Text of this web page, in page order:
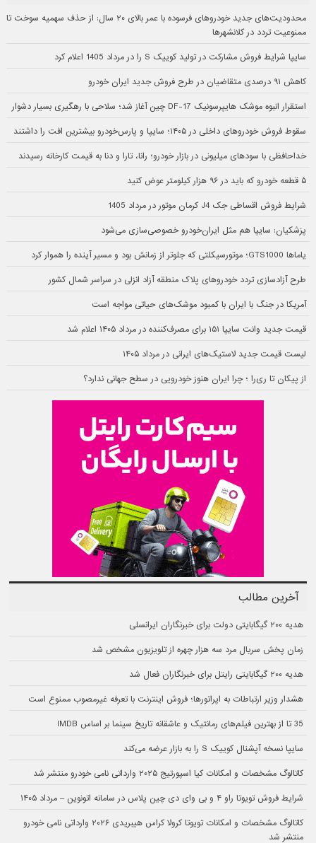
محدودیت‌های جدید خودروهای فرسوده با عمر بالای ۲۰ سال: از حذف سهمیه سوخت تا
ممنوعیت تردد در کلانشهرها
سایپا شرایط فروش مشارکت در تولید کوییک S را در مرداد 1405 اعلام کرد
کاهش ۹۱ درصدی متقاضیان در طرح فروش جدید ایران خودرو
استقرار انبوه موشک هایپرسونیک DF-17 چین آغاز شد؛ سلاحی با رهگیری بسیار دشوار
سقوط فروش خودروهای داخلی در ۱۴۰۵؛ سایپا و پارس‌خودرو بیشترین افت را داشتند
خداحافظی با سودهای میلیونی در بازار خودرو؛ رانا، تارا و دنا به قیمت کارخانه رسیدند
۵ قطعه خودرو که باید در ۹۶ هزار کیلومتر عوض کنید
شرایط فروش اقساطی جک J4 کرمان موتور در مرداد 1405
پزشکیان: سایپا هم مثل ایران‌خودرو خصوصی‌سازی می‌شود
یاماها GTS1000؛ موتورسیکلتی که جلوتر از زمانش بود و مسیر آینده را هموار کرد
طرح آزادسازی تردد خودروهای پلاک منطقه آزاد انزلی در سراسر شمال کشور
آمریکا در جنگ با ایران با کمبود موشک‌های حیاتی مواجه است
قیمت جدید وانت سایپا ۱۵۱ برای مصرف‌کننده در مرداد ۱۴۰۵ اعلام شد
لیست قیمت جدید لاستیک‌های ایرانی در مرداد ۱۴۰۵
از پیکان تا ری‌را ؛ چرا ایران هنوز خودرویی در سطح جهانی ندارد؟
آخرین مطالب
هدیه ۲۰۰ گیگابایتی دولت برای خبرنگاران ایرانسلی
زمان پخش سریال مرد سه هزار چهره از تلویزیون مشخص شد
هدیه ۲۰۰ گیگابایتی رایتل برای خبرنگاران فعال شد
هشدار وزیر ارتباطات به اپراتورها؛ فروش اینترنت با تعرفه غیرمصوب ممنوع است
35 تا از بهترین فیلم‌های رمانتیک و عاشقانه تاریخ سینما بر اساس IMDB
سایپا نسخه آپشنال کوییک S را به بازار عرضه می‌کند
کاتالوگ مشخصات و امکانات کیا اسپورتیج ۲۰۲۵ وارداتی نامی خودرو منتشر شد
شرایط فروش تویوتا راو ۴ و بی وای دی چین پلاس در سامانه اتونوین – مرداد ۱۴۰۵
کاتالوگ مشخصات و امکانات تویوتا کرولا کراس هیبریدی ۲۰۲۶ وارداتی نامی خودرو
منتشر شد